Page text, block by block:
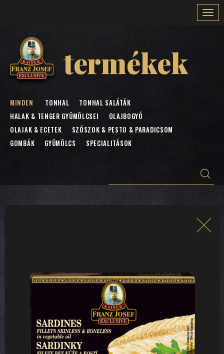
termékek
MINDEN TONHAL
TONHAL SALÁTÁK
HALAK & TENGER GYÜMÖLCSEI
OLAJBOGYÓ
OLAJAK & ECETEK
SZÓSZOK & PESTO & PARADICSOM
GOMBÁK
GYÜMÖLCS SPECIALITÁSOK